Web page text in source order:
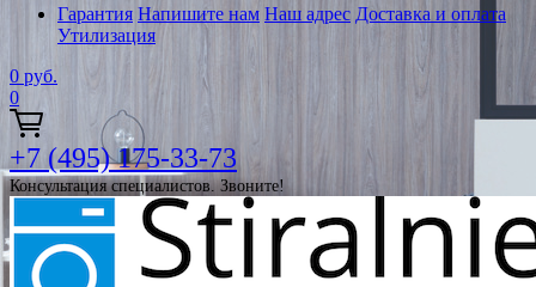
Гарантия Напишите нам Наш адрес Доставка и оплата
Утилизация
0 руб.
0
+7 (495) 175-33-73
Консультация специалистов. Звоните!